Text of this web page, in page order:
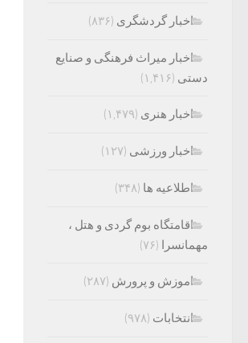
اخبار گردشگری (۸۳۶)
اخبار میراث فرهنگی و صنایع
دستی (۱,۴۱۶)
اخبار هنری (۱,۴۷۹)
اخبار ورزشی (۱۲۷)
اطلاعیه ها (۳۴۸)
اقامتگاه بوم گردی و هتل ،
مهمانسرا (۷۶)
اموزش و پرورش (۲۸۷)
انتخابات (۹۷۸)